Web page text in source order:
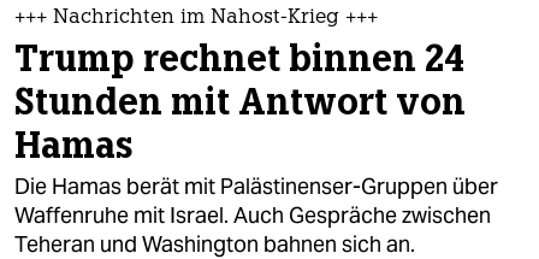
themen
politik
öko
gesellschaft
kultur
+++ Nachrichten im Nahost-Krieg +++
Trump rechnet binnen 24
Stunden mit Antwort von
Hamas
Die Hamas berät mit Palästinenser-Gruppen über
Waffenruhe mit Israel. Auch Gespräche zwischen
Teheran und Washington bahnen sich an.